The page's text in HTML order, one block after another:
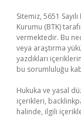
Sitemiz, 5651
Kurumu (BTK)
vermektedir. Bu
veya araştırma
yazdıkları
bu sorumluluğu
Hukuka ve yasal
içerikleri,
halinde, ilgili